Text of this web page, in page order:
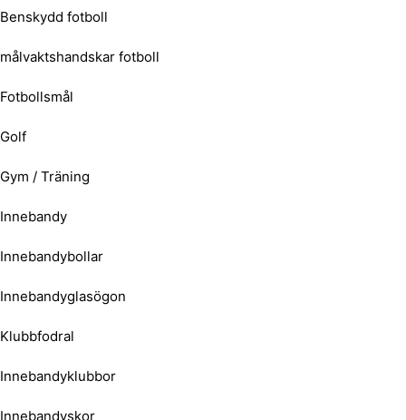
Benskydd fotboll
målvaktshandskar fotboll
Fotbollsmål
Golf
Gym / Träning
Innebandy
Innebandybollar
Innebandyglasögon
Klubbfodral
Innebandyklubbor
Innebandyskor